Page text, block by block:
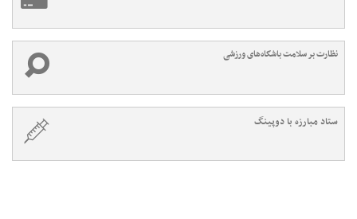
نظارت بر سلامت باشگاه‌های ورزشی
ستاد مبارزه با دوپینگ